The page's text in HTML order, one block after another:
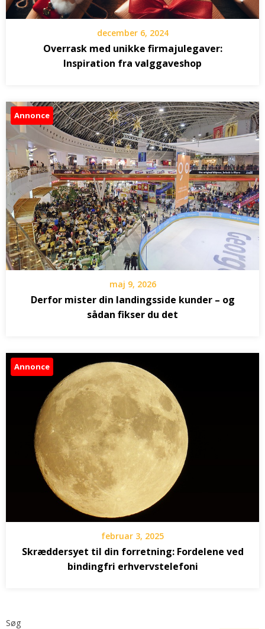
december 6, 2024
Overrask med unikke firmajulegaver:
Inspiration fra valggaveshop
Annonce
maj 9, 2026
Derfor mister din landingsside kunder – og
sådan fikser du det
Annonce
februar 3, 2025
Skræddersyet til din forretning: Fordelene ved
bindingfri erhvervstelefoni
Søg